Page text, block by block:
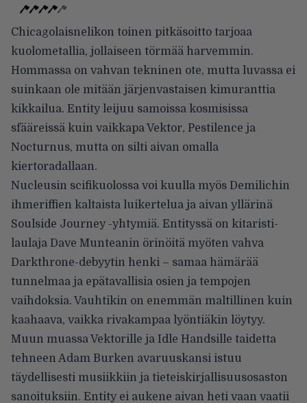
Chicagolaisnelikon toinen pitkäsoitto tarjoaa
kuolometallia, jollaiseen törmää harvemmin.
Hommassa on vahvan tekninen ote, mutta luvassa ei
suinkaan ole mitään järjenvastaisen kimuranttia
kikkailua. Entity leijuu samoissa kosmisissa
sfääreissä kuin vaikkapa Vektor, Pestilence ja
Nocturnus, mutta on silti aivan omalla
kiertoradallaan.
Nucleusin scifikuolossa voi kuulla myös Demilichin
ihmeriffien kaltaista luikertelua ja aivan yllärinä
Soulside Journey -yhtymiä. Entityssä on kitaristi-
laulaja Dave Munteanin örinöitä myöten vahva
Darkthrone-debyytin henki – samaa hämärää
tunnelmaa ja epätavallisia osien ja tempojen
vaihdoksia. Vauhtikin on enemmän maltillinen kuin
kaahaava, vaikka rivakampaa lyöntiäkin löytyy.
Muun muassa Vektorille ja Idle Handsille taidetta
tehneen Adam Burken avaruuskansi istuu
täydellisesti musiikkiin ja tieteiskirjallisuusosaston
sanoituksiin. Entity ei aukene aivan heti vaan vaatii